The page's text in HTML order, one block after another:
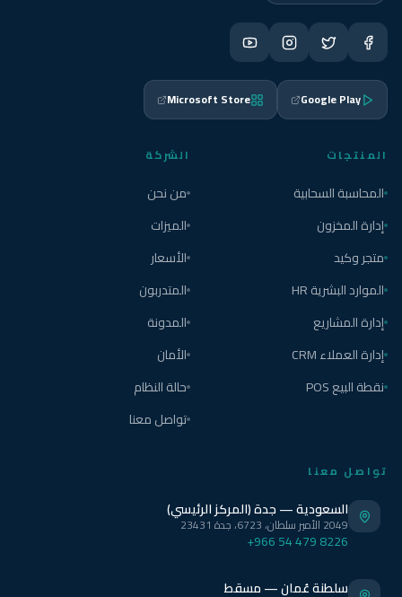
Google Play
Microsoft Store
المنتجات
المحاسبة السحابية
إدارة المخزون
متجر وكيد
الموارد البشرية HR
إدارة المشاريع
إدارة العملاء CRM
نقطة البيع POS
الشركة
من نحن
الميزات
الأسعار
المتدربون
المدونة
الأمان
حالة النظام
تواصل معنا
تواصل معنا
السعودية — جدة (المركز الرئيسي)
2049 الأمير سلطان، 6723، جدة 23431
+966 54 479 8226
سلطنة عُمان — مسقط